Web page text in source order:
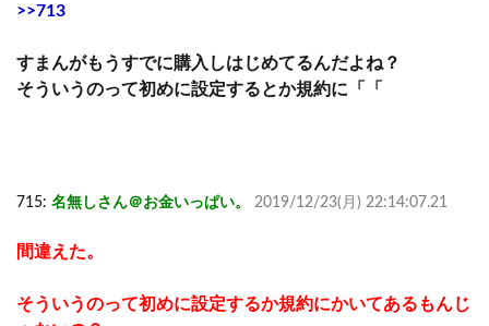
>>713
すまんがもうすでに購入しはじめてるんだよね？
そういうのって初めに設定するとか規約に「「
715: 名無しさん＠お金いっぱい。 2019/12/23(月) 22:14:07.21
間違えた。
そういうのって初めに設定するか規約にかいてあるもんじ